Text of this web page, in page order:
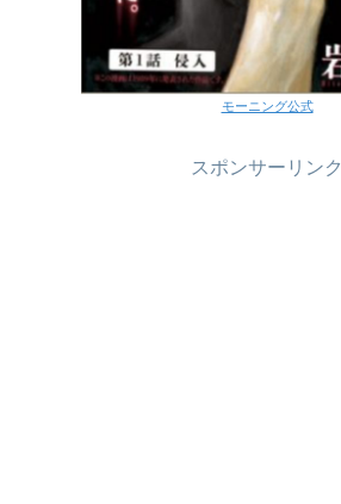
モーニング公式
スポンサーリンク